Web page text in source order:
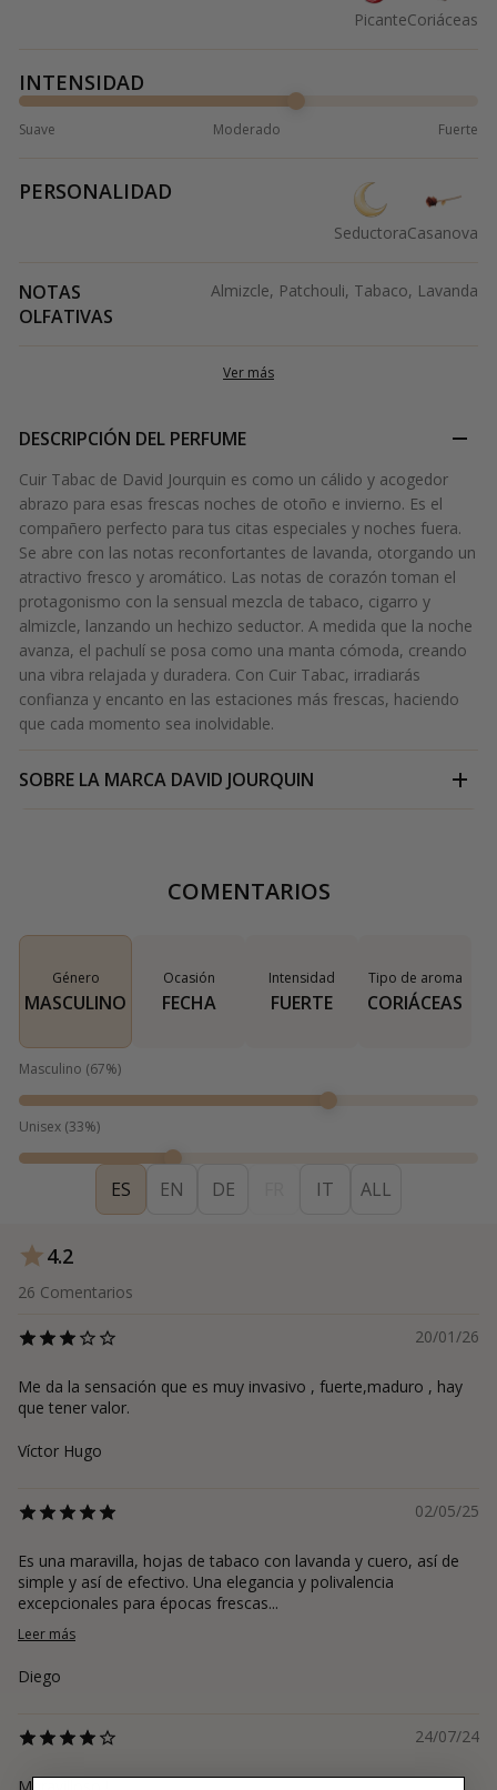
PicanteCoriáceas
INTENSIDAD
Suave Moderado Fuerte
PERSONALIDAD
SeductoraCasanova
NOTAS
OLFATIVAS
Almizcle, Patchouli, Tabaco, Lavanda
Ver más
DESCRIPCIÓN DEL PERFUME
Cuir Tabac de David Jourquin es como un cálido y acogedor
abrazo para esas frescas noches de otoño e invierno. Es el
compañero perfecto para tus citas especiales y noches fuera.
Se abre con las notas reconfortantes de lavanda, otorgando un
atractivo fresco y aromático. Las notas de corazón toman el
protagonismo con la sensual mezcla de tabaco, cigarro y
almizcle, lanzando un hechizo seductor. A medida que la noche
avanza, el pachulí se posa como una manta cómoda, creando
una vibra relajada y duradera. Con Cuir Tabac, irradiarás
confianza y encanto en las estaciones más frescas, haciendo
que cada momento sea inolvidable.
SOBRE LA MARCA DAVID JOURQUIN
COMENTARIOS
Género
MASCULINO
Ocasión
FECHA
Intensidad
FUERTE
Tipo de aroma
CORIÁCEAS
Masculino (67%)
Unisex (33%)
ES EN DE IT ALL
4.2
26 Comentarios
20/01/26
Me da la sensación que es muy invasivo , fuerte,maduro , hay
que tener valor.
Víctor Hugo
02/05/25
Es una maravilla, hojas de tabaco con lavanda y cuero, así de
simple y así de efectivo. Una elegancia y polivalencia
excepcionales para épocas frescas...
Leer más
Diego
24/07/24